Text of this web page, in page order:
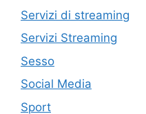
Servizi di streaming
Servizi Streaming
Sesso
Social Media
Sport